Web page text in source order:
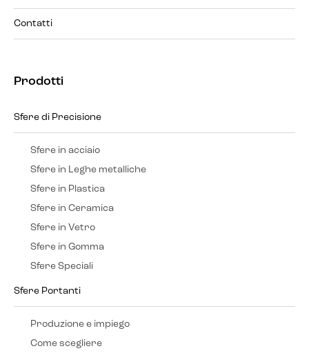
Contatti
Prodotti
Sfere di Precisione
Sfere in acciaio
Sfere in Leghe metalliche
Sfere in Plastica
Sfere in Ceramica
Sfere in Vetro
Sfere in Gomma
Sfere Speciali
Sfere Portanti
Produzione e impiego
Come scegliere